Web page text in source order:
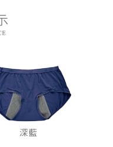
但若您需要取消訂單，請聯絡
視為有效，需透過AFTEE先享
support/home
先享後付」服務完成之交
並將交易相關給付款項請求債